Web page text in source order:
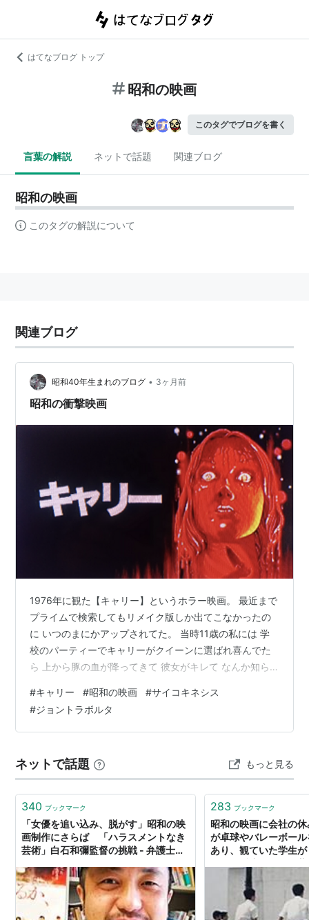
はてなブログ トップ
昭和の映画
このタグでブログを書く
言葉の解説 ネットで話題 関連ブログ
昭和の映画
このタグの解説について
関連ブログ
昭和40年生まれのブログ • 3ヶ月前
昭和の衝撃映画
1976年に観た【キャリー】というホラー映画。 最近まで
プライムで検索してもリメイク版しか出てこなかったの
に いつのまにかアップされてた。 当時11歳の私には 学
校のパーティーでキャリーがクイーンに選ばれ喜んでた
ら 上から豚の血が降ってきて 彼女がキレて なんか知ら
かったけど 豚の血っていうのが強烈に印象的だったので
さてさてあの頃の記憶をおさらいしようとしたところ 初
っ端から女子高生たちのシャワー室シーンで全裸多数！
のジョントラボルタ！しかも隣の女にエロい事をされて
こんな事を引き受け…
#キャリー #昭和の映画 #サイコキネシス
#ジョントラボルタ
ネットで話題 もっと見る
340 ブックマーク
「女優を追い込み、脱がす」昭和の映
画制作にさらば 「ハラスメントなき
芸術」白石和彌監督の挑戦 - 弁護士ド
283 ブックマーク
昭和の映画に会社の
が卓球やバレーボー
あり、観ていた学生